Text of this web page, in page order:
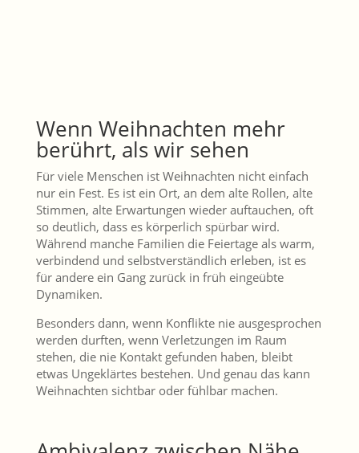
Wenn Weihnachten mehr
berührt, als wir sehen
Für viele Menschen ist Weihnachten nicht einfach
nur ein Fest. Es ist ein Ort, an dem alte Rollen, alte
Stimmen, alte Erwartungen wieder auftauchen, oft
so deutlich, dass es körperlich spürbar wird.
Während manche Familien die Feiertage als warm,
verbindend und selbstverständlich erleben, ist es
für andere ein Gang zurück in früh eingeübte
Dynamiken.
Besonders dann, wenn Konflikte nie ausgesprochen
werden durften, wenn Verletzungen im Raum
stehen, die nie Kontakt gefunden haben, bleibt
etwas Ungeklärtes bestehen. Und genau das kann
Weihnachten sichtbar oder fühlbar machen.